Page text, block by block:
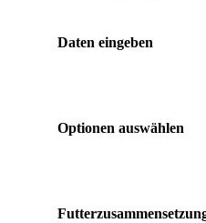
Daten eingeben
Optionen auswählen